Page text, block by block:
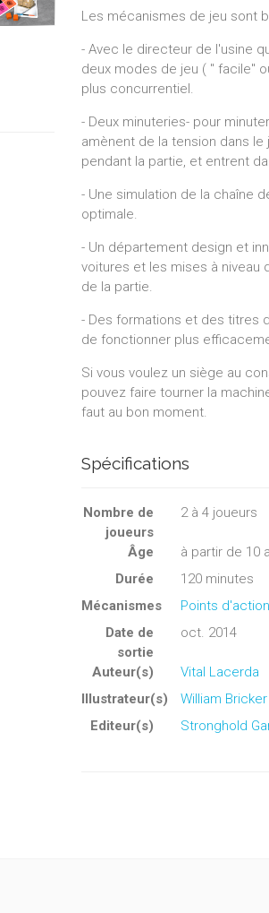
Les mécanismes de jeu sont
- Avec le directeur de l'usine
deux modes de jeu ( " facile"
plus concurrentiel.
- Deux minuteries- pour
amènent de la tension dans
pendant la partie, et entrent
- Une simulation de la chaîne
optimale.
- Un département design et
voitures et les mises à niveau
de la partie.
- Des formations et des titres
de fonctionner plus
Si vous voulez un siège au
pouvez faire tourner la
faut au bon moment.
Spécifications
Nombre de
joueurs
2à 4joueurs
Âge
à partir de 10
Durée
120 minutes
Mécanismes
Points d'action
Date de
sortie
oct. 2014
Auteur(s)
Vital Lacerda
Illustrateur(s)
William Bricker
Editeur(s)
Stronghold